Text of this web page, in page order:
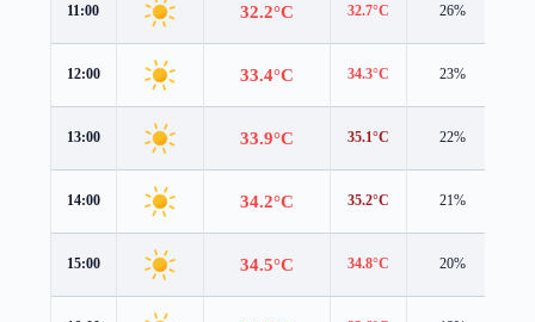
11:00 32.2°C 32.7°C 26%
12:00 33.4°C 34.3°C 23%
13:00 33.9°C 35.1°C 22%
14:00 34.2°C 35.2°C 21%
15:00 34.5°C 34.8°C 20%